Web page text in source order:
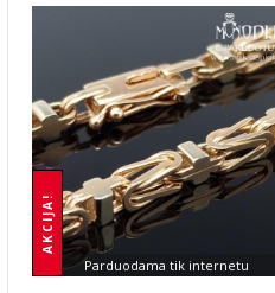
Parduodama tik internetu
AKCIJA!